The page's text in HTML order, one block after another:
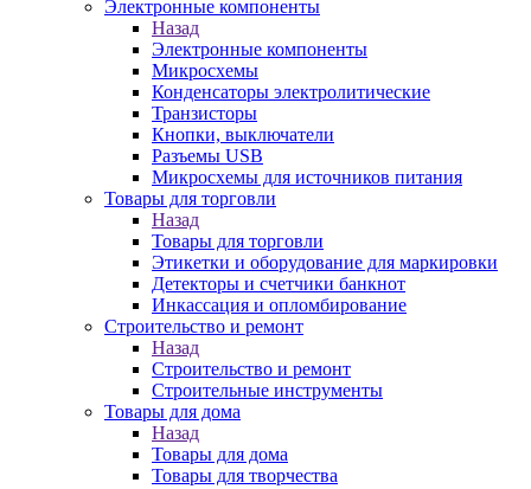
Электронные компоненты
Назад
Электронные компоненты
Микросхемы
Конденсаторы электролитические
Транзисторы
Кнопки, выключатели
Разъемы USB
Микросхемы для источников питания
Товары для торговли
Назад
Товары для торговли
Этикетки и оборудование для маркировки
Детекторы и счетчики банкнот
Инкассация и опломбирование
Строительство и ремонт
Назад
Строительство и ремонт
Строительные инструменты
Товары для дома
Назад
Товары для дома
Товары для творчества